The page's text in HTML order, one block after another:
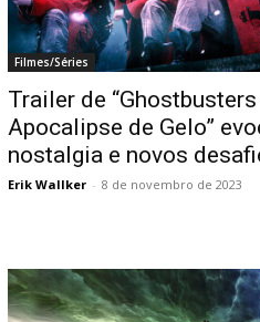
Filmes/Séries
Trailer de
Apocalipse de Gelo”
nostalgia e novos
Erik Wallker - 8 de novembro de 2023